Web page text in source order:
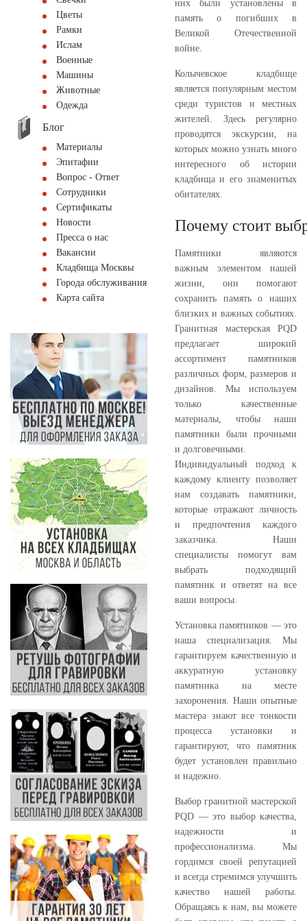
Цветы
Рамки
Ислам
Военные
Машины
Животные
Одежда
Блог
Материалы
Эпитафии
Вопрос - Ответ
Сотрудники
Сертификаты
Новости
Пресса о нас
Вакансии
Кладбища Москвы
Города обслуживания
Карта сайта
них были установлены в
память о погибших в
Великой Отечественной
войне.
Колычевское кладбище
является популярным местом
среди туристов и местных
жителей. Здесь регулярно
проводятся экскурсии, на
которых можно узнать много
интересного об истории
кладбища и его знаменитых
обитателях.
Почему стоит
Памятники являются
важным элементом нашей
жизни, они помогают
сохранить память о наших
близких и важных событиях.
Гранитная мастерская PQD
предлагает широкий
ассортимент памятников
различных форм, размеров и
дизайнов. Мы используем
только качественные
материалы, чтобы наши
памятники были прочными
и долговечными.
Индивидуальный подход к
каждому клиенту позволяет
нам создавать памятники,
которые отражают личность
и предпочтения каждого
заказчика. Наши
специалисты помогут вам
выбрать подходящий
памятник и ответят на все
ваши вопросы.
Установка памятников — это
наша специализация. Мы
гарантируем качественную и
аккуратную установку
памятника на месте
захоронения. Наши опытные
мастера знают все тонкости
процесса установки и
гарантируют, что памятник
будет установлен правильно
и надежно.
Выбор гранитной мастерской
PQD — это выбор качества,
надежности и
профессионализма. Мы
гордимся своей репутацией
и всегда стремимся улучшить
качество нашей работы.
Обращаясь к нам, вы можете